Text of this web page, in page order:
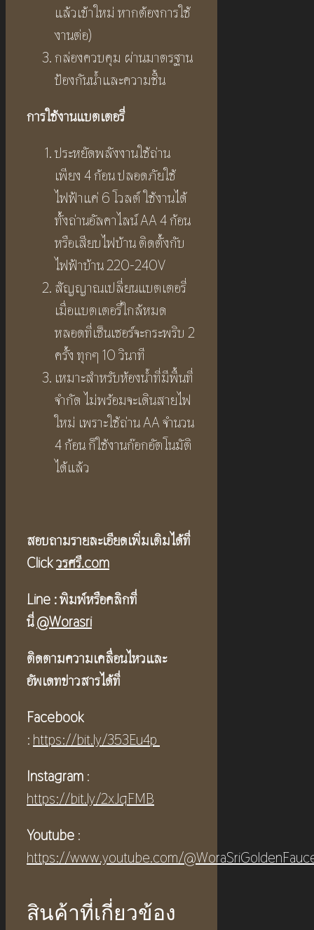
แล้วเข้าใหม่ หากต้องการใช้
งานต่อ)
กล่องควบคุม ผ่านมาตรฐาน
ป้องกันน้ำและความชื้น
การใช้งานแบตเตอรี่
ประหยัดพลังงานใช้ถ่าน
เพียง 4 ก้อน ปลอดภัยใช้
ไฟฟ้าแค่ 6 โวลต์ ใช้งานได้
ทั้งถ่านอัลคาไลน์ AA 4 ก้อน
หรือเสียบไฟบ้าน ติดตั้งกับ
ไฟฟ้าบ้าน 220-240V
สัญญาณเปลี่ยนแบตเตอรี่
เมื่อแบตเตอรี่ใกล้หมด
หลอดที่เซ็นเซอร์จะกระพริบ 2
ครั้ง ทุกๆ 10 วินาที
เหมาะสำหรับห้องน้ำที่มีพื้นที่
จำกัด ไม่พร้อมจะเดินสายไฟ
ใหม่ เพราะใช้ถ่าน AA จำนวน
4 ก้อน ก็ใช้งานก๊อกอัตโนมัติ
ได้แล้ว
สอบถามรายละเอียดเพิ่มเติมได้ที่
Clickวรศรี.com
Line :พิมพ์หรือคลิกที่
นี่@Worasri
ติดตามความเคลื่อนไหวและ
อัพเดทข่าวสารได้ที่
Facebook
: https://bit.ly/353Eu4p
Instagram :
https://bit.ly/2xJqFMB
Youtube :
https://www.youtube.com/
สินค้าที่เกี่ยวข้อง